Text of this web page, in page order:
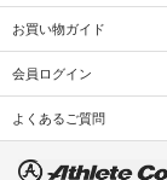
お買い物ガイド
会員ログイン
よくあるご質問